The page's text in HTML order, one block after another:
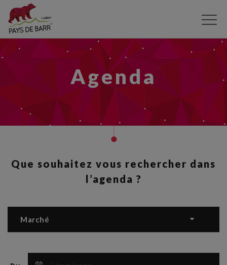
principal
Agenda
Que souhaitez vous rechercher dans
l’agenda ?
Marché